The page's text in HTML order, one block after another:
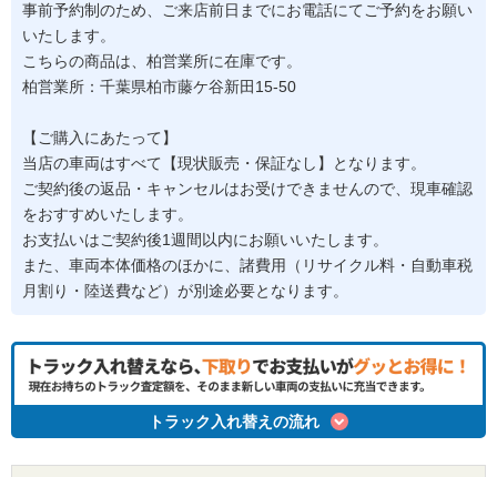
事前予約制のため、ご来店前日までにお電話にてご予約をお願い
いたします。
こちらの商品は、柏営業所に在庫です。
柏営業所：千葉県柏市藤ケ谷新田15-50
【ご購入にあたって】
当店の車両はすべて【現状販売・保証なし】となります。
ご契約後の返品・キャンセルはお受けできませんので、現車確認
をおすすめいたします。
お支払いはご契約後1週間以内にお願いいたします。
また、車両本体価格のほかに、諸費用（リサイクル料・自動車税
月割り・陸送費など）が別途必要となります。
トラック入れ替えの流れ